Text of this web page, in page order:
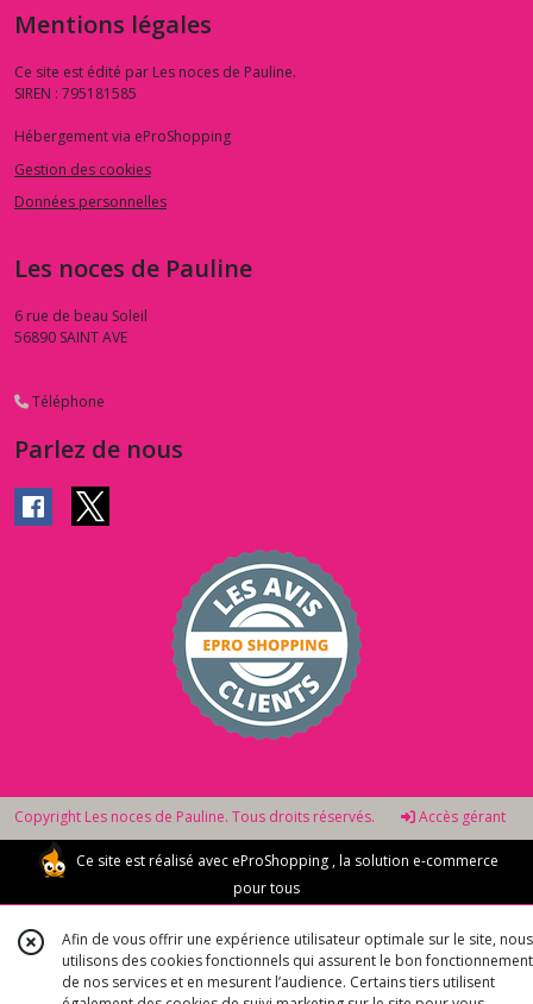
Mentions légales
Ce site est édité par Les noces de Pauline.
SIREN : 795181585
Hébergement via eProShopping
Gestion des cookies
Données personnelles
Les noces de Pauline
6 rue de beau Soleil
56890 SAINT AVE
Téléphone
Parlez de nous
Copyright Les noces de Pauline. Tous droits réservés. Accès gérant
Ce site est réalisé avec eProShopping , la solution e-commerce
pour tous
Afin de vous offrir une expérience utilisateur optimale sur le site, nous
utilisons des cookies fonctionnels qui assurent le bon fonctionnement
de nos services et en mesurent l’audience. Certains tiers utilisent